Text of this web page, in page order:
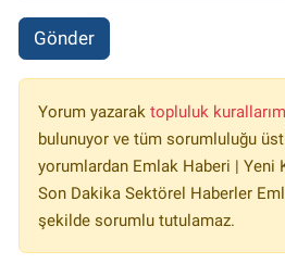
Gönder
Yorum yazarak topluluk
bulunuyor ve tüm sorumluluğu
yorumlardan Emlak Haberi | Yeni
Son Dakika Sektörel Haberler
şekilde sorumlu tutulamaz.